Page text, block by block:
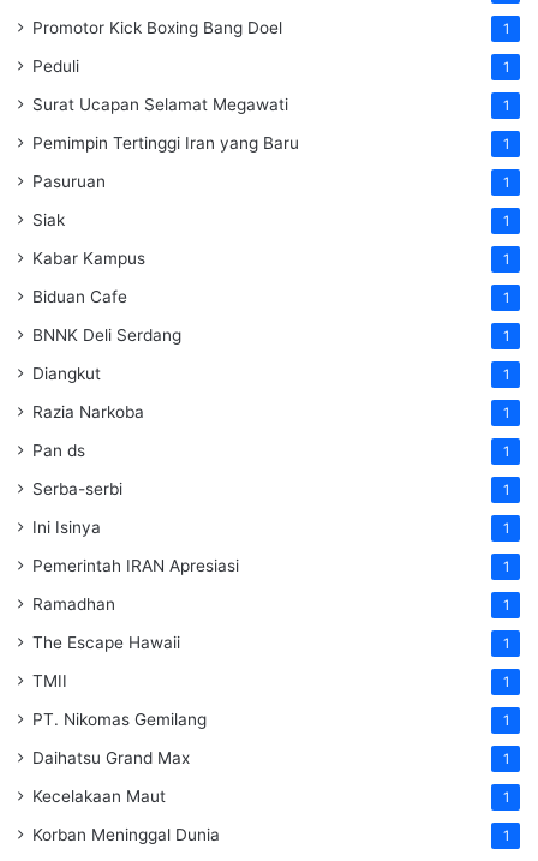
Promotor Kick Boxing Bang Doel 1
Peduli 1
Surat Ucapan Selamat Megawati 1
Pemimpin Tertinggi Iran yang Baru 1
Pasuruan 1
Siak 1
Kabar Kampus 1
Biduan Cafe 1
BNNK Deli Serdang 1
Diangkut 1
Razia Narkoba 1
Pan ds 1
Serba-serbi 1
Ini Isinya 1
Pemerintah IRAN Apresiasi 1
Ramadhan 1
The Escape Hawaii 1
TMII 1
PT. Nikomas Gemilang 1
Daihatsu Grand Max 1
Kecelakaan Maut 1
Korban Meninggal Dunia 1